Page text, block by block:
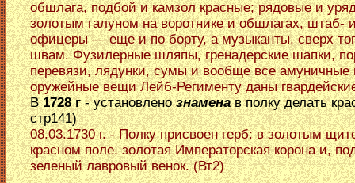
обшлага, подбой и камзол красные; рядовые и
золотым галуном на воротнике и обшлагах, штаб-
офицеры — еще и по борту, а музыканты, сверх
швам. Фузилерные шляпы, гренадерские шапки,
перевязи, лядунки, сумы и вообще все амуничные
оружейные вещи Лейб-Регименту даны
В1728 г- установленознаменав полку делать
стр141)
08.03.1730 г. - Полку присвоен герб: в золотым
красном поле, золотая Императорская корона и,
зеленый лавровый венок. (Вт2)